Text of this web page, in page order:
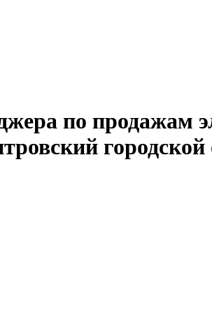
по продажам
городской